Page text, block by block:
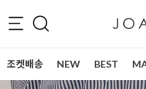
조켓배송 NEW BEST